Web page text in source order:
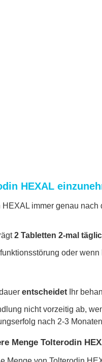
HEXAL
immer genau
2 Tabletten 2-mal
oder
entscheidet Ihr
nicht vorzeitig ab,
nach 2-3
Menge Tolterodin